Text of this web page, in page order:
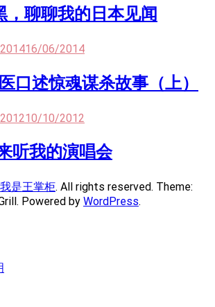
，聊聊我的日本见闻
16/06/2014
口述惊魂谋杀故事（上）
10/10/2012
听我的演唱会
我是王掌柜. All rights reserved. Theme:
Powered by WordPress.